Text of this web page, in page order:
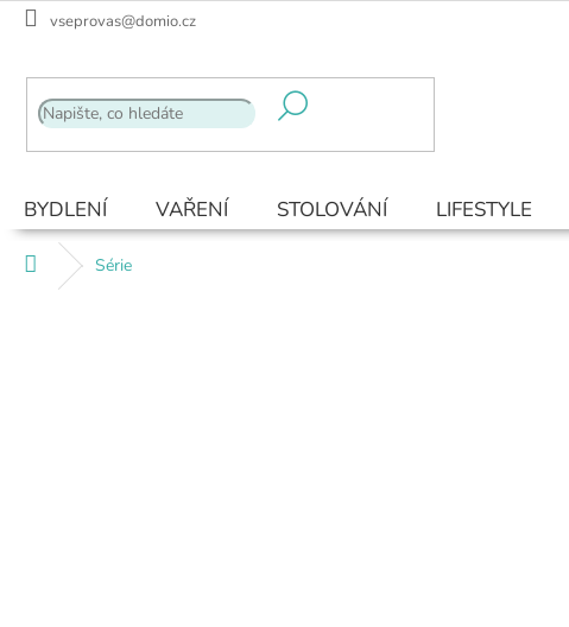
Přejít
vseprovas@domio.cz
BYDLENÍ VAŘENÍ STOLOVÁNÍ LIFESTYLE
Domů Série